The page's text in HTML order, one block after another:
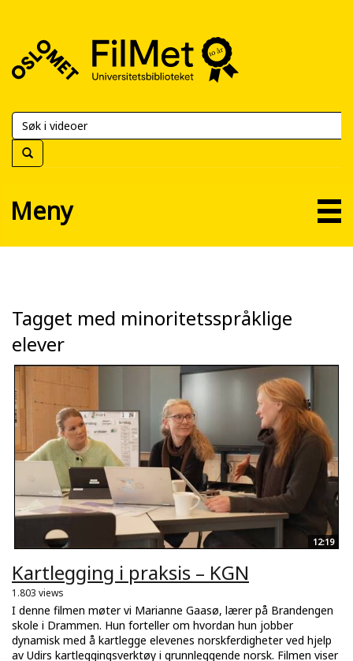
FilMet
Universitetsbiblioteket
Meny
Tagget med minoritetsspråklige
elever
12:19
Kartlegging i praksis – KGN
1.803 views
I denne filmen møter vi Marianne Gaasø, lærer på Brandengen
skole i Drammen. Hun forteller om hvordan hun jobber
dynamisk med å kartlegge elevenes norskferdigheter ved hjelp
av Udirs kartleggingsverktøy i grunnleggende norsk. Filmen viser